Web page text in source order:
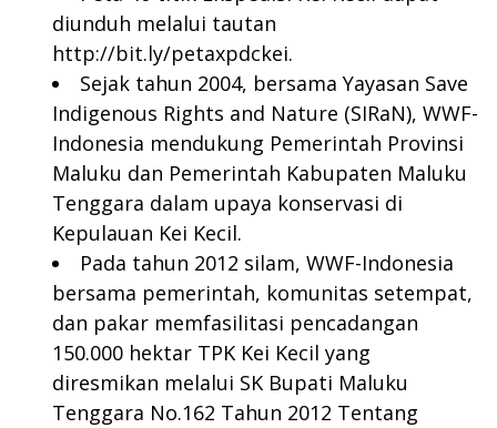
diunduh melalui tautan
http://bit.ly/petaxpdckei.
Sejak tahun 2004, bersama Yayasan Save
Indigenous Rights and Nature (SIRaN), WWF-
Indonesia mendukung Pemerintah Provinsi
Maluku dan Pemerintah Kabupaten Maluku
Tenggara dalam upaya konservasi di
Kepulauan Kei Kecil.
Pada tahun 2012 silam, WWF-Indonesia
bersama pemerintah, komunitas setempat,
dan pakar memfasilitasi pencadangan
150.000 hektar TPK Kei Kecil yang
diresmikan melalui SK Bupati Maluku
Tenggara No.162 Tahun 2012 Tentang